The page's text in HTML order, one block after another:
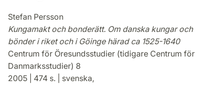
Stefan Persson
Kungamakt och bonderätt. Om danska kungar och
bönder i riket och i Göinge härad ca 1525-1640
Centrum för Öresundsstudier (tidigare Centrum för
Danmarksstudier) 8
2005 | 474 s. | svenska,